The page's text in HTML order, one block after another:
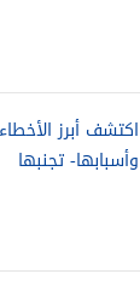
اكتشف أبرز
وأسبابها- تجنبها